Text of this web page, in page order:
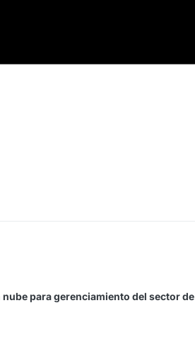
para gerenciamiento del sector de